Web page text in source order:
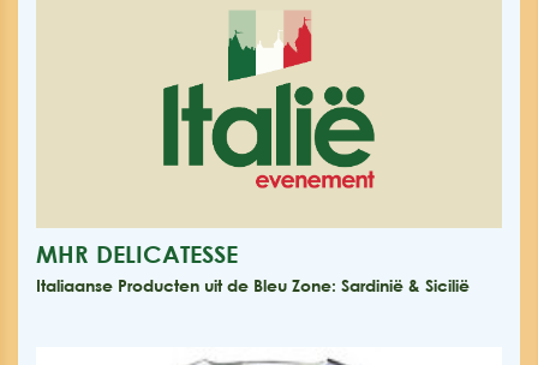
MHR DELICATESSE
Italiaanse Producten uit de Bleu Zone: Sardinië & Sicilië